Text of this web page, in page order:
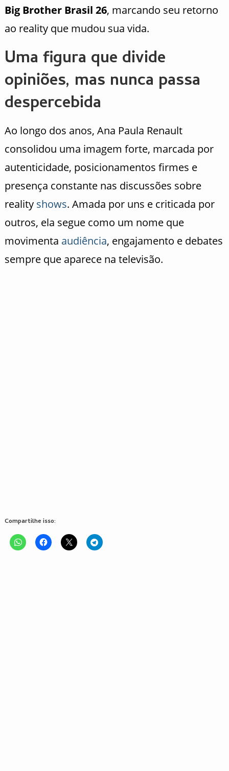
Big Brother Brasil 26, marcando seu retorno
ao reality que mudou sua vida.
Uma figura que divide
opiniões, mas nunca passa
despercebida
Ao longo dos anos, Ana Paula Renault
consolidou uma imagem forte, marcada por
autenticidade, posicionamentos firmes e
presença constante nas discussões sobre
reality shows. Amada por uns e criticada por
outros, ela segue como um nome que
movimenta audiência, engajamento e debates
sempre que aparece na televisão.
Compartilhe isso: